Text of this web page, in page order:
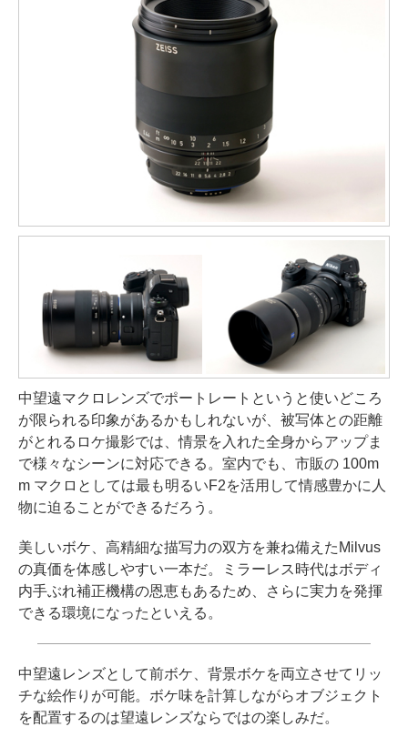
中望遠マクロレンズでポートレートというと使いどころ
が限られる印象があるかもしれないが、被写体との距離
がとれるロケ撮影では、情景を入れた全身からアップま
で様々なシーンに対応できる。室内でも、市販の 100m
m マクロとしては最も明るいF2を活用して情感豊かに人
物に迫ることができるだろう。
美しいボケ、高精細な描写力の双方を兼ね備えたMilvus
の真価を体感しやすい一本だ。ミラーレス時代はボディ
内手ぶれ補正機構の恩恵もあるため、さらに実力を発揮
できる環境になったといえる。
中望遠レンズとして前ボケ、背景ボケを両立させてリッ
チな絵作りが可能。ボケ味を計算しながらオブジェクト
を配置するのは望遠レンズならではの楽しみだ。